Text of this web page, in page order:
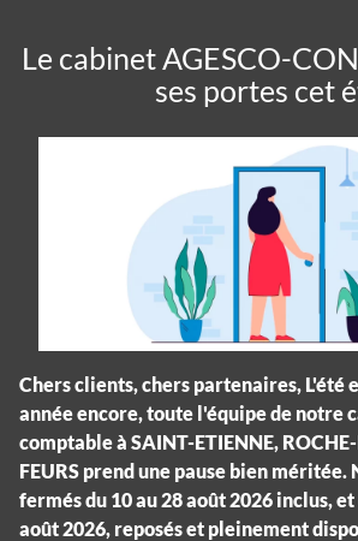
Le cabinet AGESCO-
ses portes cet
Chers clients, chers partenaires, L'été
année encore, toute l'équipe de notre
comptable à SAINT-ETIENNE,
FEURS prend une pause bien méritée.
fermés du 10 au 28 août 2026 inclus,
août 2026, reposés et pleinement